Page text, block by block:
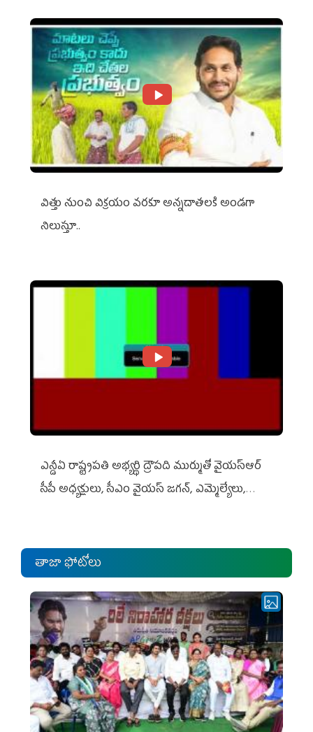
విత్తు నుంచి విక్రయం వరకూ అన్నదాతలకి అండగా
నిలుస్తూ..
ఎన్డీఏ రాష్ట్ర‌ప‌తి అభ్య‌ర్థి ద్రౌప‌ది ముర్ముతో వైయ‌స్ఆర్
సీపీ అధ్య‌క్షులు, సీఎం వైయ‌స్ జ‌గ‌న్, ఎమ్మెల్యేలు,
తాజా ఫోటోలు